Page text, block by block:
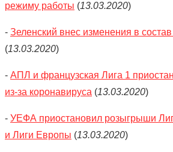
режиму работы (13.03.2020)
- Зеленский внес изменения в
(13.03.2020)
- АПЛ и французская Лига 1
из-за коронавируса (13.03.2020)
- УЕФА приостановил розыгрыши
и Лиги Европы (13.03.2020)